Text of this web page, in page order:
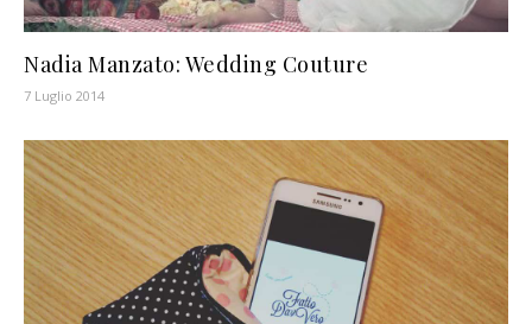
Nadia Manzato: Wedding Couture
7 Luglio 2014